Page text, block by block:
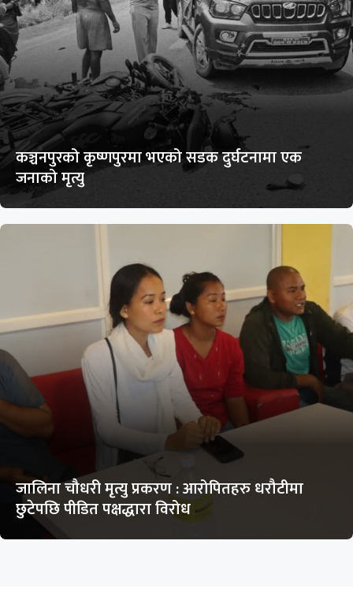
कञ्चनपुरको कृष्णपुरमा भएको सडक दुर्घटनामा एक
जनाको मृत्यु
जालिना चौधरी मृत्यु प्रकरण : आरोपितहरु धरौटीमा
छुटेपछि पीडित पक्षद्धारा विरोध